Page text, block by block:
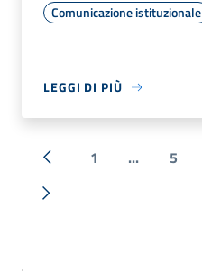
Comunicazione istituzionale
LEGGI DI PIÙ
« Precedente
1 ... 5
Successiva »